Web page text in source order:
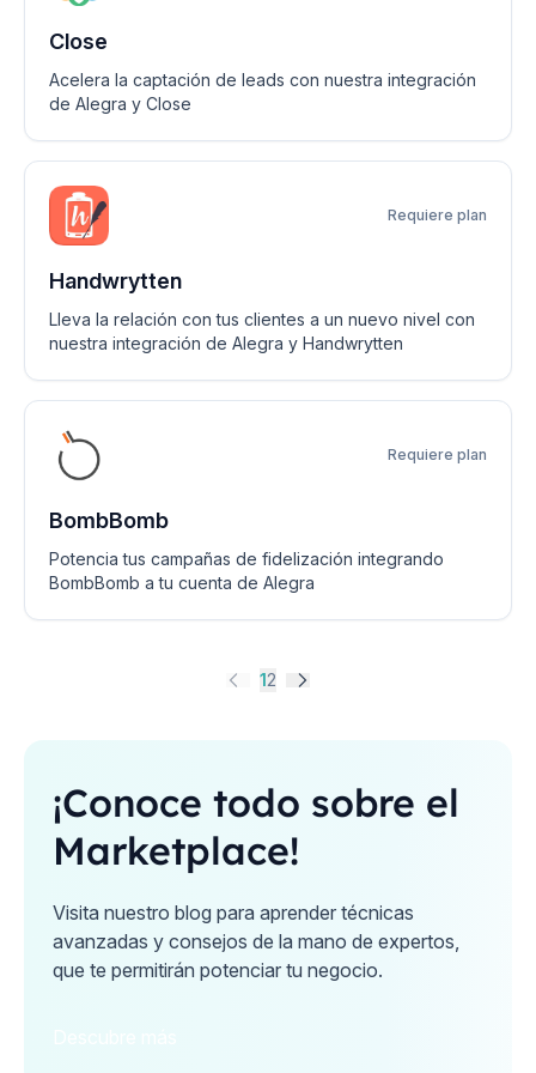
Close
Acelera la captación de leads con nuestra integración
de Alegra y Close
Requiere plan
Handwrytten
Lleva la relación con tus clientes a un nuevo nivel con
nuestra integración de Alegra y Handwrytten
Requiere plan
BombBomb
Potencia tus campañas de fidelización integrando
BombBomb a tu cuenta de Alegra
12
¡Conoce todo sobre el
Marketplace!
Visita nuestro blog para aprender técnicas
avanzadas y consejos de la mano de expertos,
que te permitirán potenciar tu negocio.